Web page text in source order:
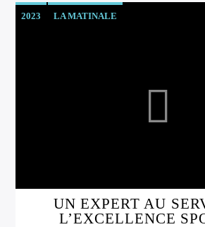
2023 LA MATINALE
UN EXPERT AU
L’EXCELLENCE